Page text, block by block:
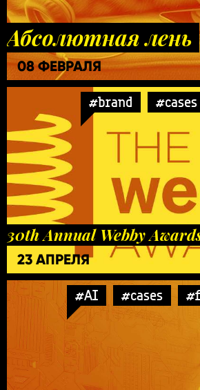
Абсолютная лень
08 ФЕВРАЛЯ
#brand #cases
30th Annual Webby
23 АПРЕЛЯ
#AI #cases